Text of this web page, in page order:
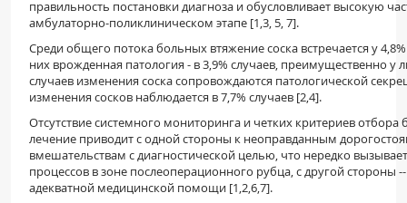
правильность постановки диагноза и обусловливает высокую
амбулаторно-поликлиническом этапе [1,3, 5, 7].
Среди общего потока больных втяжение соска встречается у
них врожденная патология - в 3,9% случаев, преимущественно у
случаев изменения соска сопровождаются патологической
изменения сосков наблюдается в 7,7% случаев [2,4].
Отсутствие системного мониторинга и четких критериев
лечение приводит с одной стороны к неоправданным
вмешательствам с диагностической целью, что нередко
процессов в зоне послеоперационного рубца, с другой стороны
адекватной медицинской помощи [1,2,6,7].